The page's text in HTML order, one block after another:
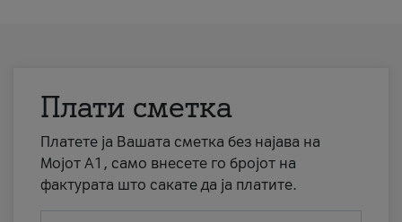
Плати сметка
Платете ја Вашата сметка без најава на
Мојот А1, само внесете го бројот на
фактурата што сакате да ја платите.